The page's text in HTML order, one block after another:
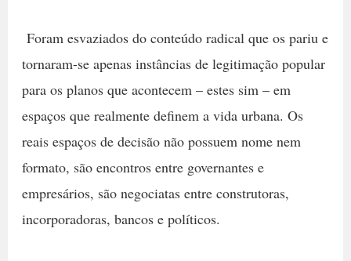
Foram esvaziados do conteúdo radical que os pariu e
tornaram-se apenas instâncias de legitimação popular
para os planos que acontecem – estes sim – em
espaços que realmente definem a vida urbana. Os
reais espaços de decisão não possuem nome nem
formato, são encontros entre governantes e
empresários, são negociatas entre construtoras,
incorporadoras, bancos e políticos.